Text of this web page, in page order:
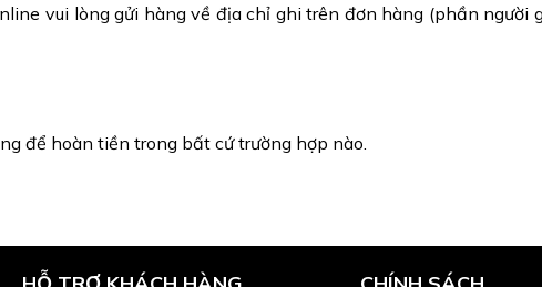
vui lòng gửi hàng về địa chỉ ghi trên đơn hàng (phần người
để hoàn tiền trong bất cứ trường hợp nào.